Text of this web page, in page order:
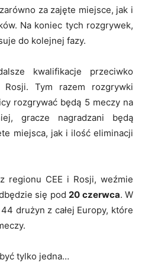
za zajęte miejsce, jak i
Na koniec tych rozgrywek,
do kolejnej fazy.
kwalifikacje przeciwko
Tym razem rozgrywki
rozgrywać będą 5 meczy na
gracze nagradzani będą
miejsca, jak i ilość eliminacji
regionu CEE i Rosji, weźmie
się pod 20 czerwca. W
drużyn z całej Europy, które
tylko jedna…